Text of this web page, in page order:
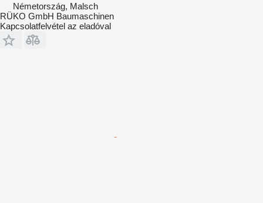
Németország, Malsch
RÜKO GmbH Baumaschinen
Kapcsolatfelvétel az eladóval